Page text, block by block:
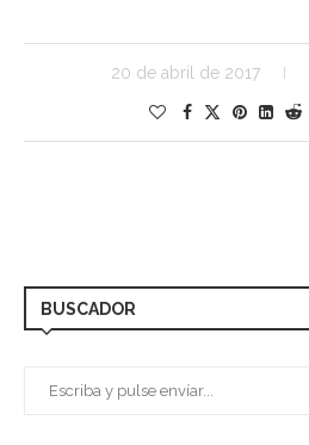
20 de abril de 2017
BUSCADOR